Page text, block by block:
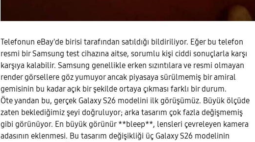
Telefonun eBay'de birisi tarafından satıldığı bildiriliyor. Eğer bu telefon
resmi bir Samsung test cihazına aitse, sorumlu kişi ciddi sonuçlarla karşı
karşıya kalabilir. Samsung genellikle erken sızıntılara ve resmi olmayan
render görsellere göz yumuyor ancak piyasaya sürülmemiş bir amiral
gemisinin bu kadar açık bir şekilde ortaya çıkması farklı bir durum.
Öte yandan bu, gerçek Galaxy S26 modelini ilk görüşümüz. Büyük ölçüde
zaten beklediğimiz şeyi doğruluyor; arka tasarım çok fazla değişmemiş
gibi görünüyor. En büyük görünür **bleep**, lensleri çevreleyen kamera
adasının eklenmesi. Bu tasarım değişikliği üç Galaxy S26 modelinin